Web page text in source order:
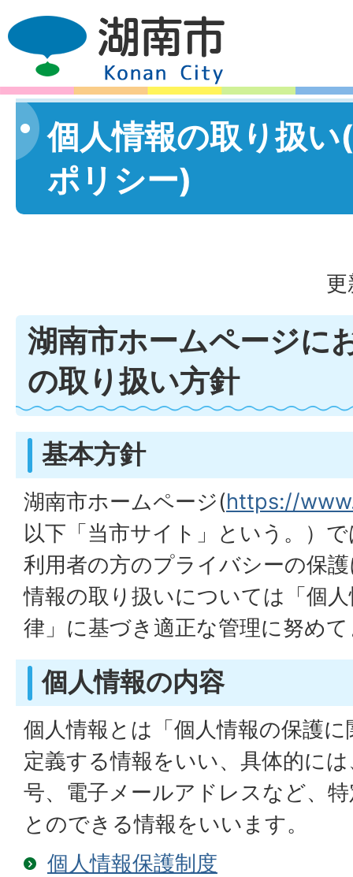
個人情報の取り扱
ポリシー)
湖南市ホームページに
の取り扱い方針
基本方針
湖南市ホームページ(https://
以下「当市サイト」という。）
利用者の方のプライバシーの保
情報の取り扱いについては「個
律」に基づき適正な管理に努め
個人情報の内容
個人情報とは「個人情報の保護
定義する情報をいい、具体的に
号、電子メールアドレスなど、
とのできる情報をいいます。
個人情報保護制度